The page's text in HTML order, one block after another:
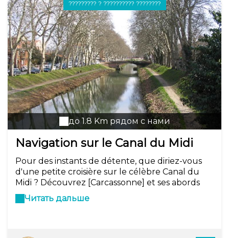
????????? ? ?????????? ????????
до 1.8 Km рядом с нами
Navigation sur le Canal du Midi
Pour des instants de détente, que diriez-vous
d'une petite croisière sur le célèbre Canal du
Midi ? Découvrez [Carcassonne] et ses abords
depuis ce formidable ouvrage de génie civil du
XVIIème siècle qui relit [Toulouse] à la
Читать дальше